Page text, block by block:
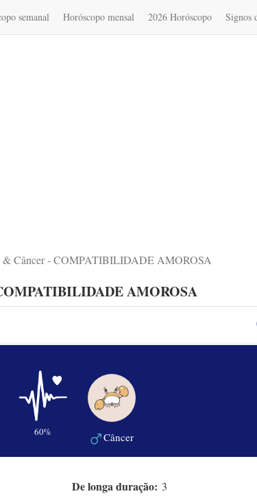
semanal Horóscopo mensal 2026 Horóscopo Signos
& Câncer - COMPATIBILIDADE AMOROSA
AMOROSA
60% Câncer
De longa duração: 3